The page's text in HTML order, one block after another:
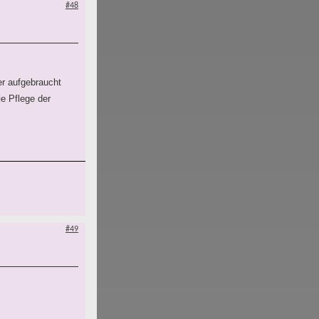
#48
aufgebraucht
Pflege der
#49